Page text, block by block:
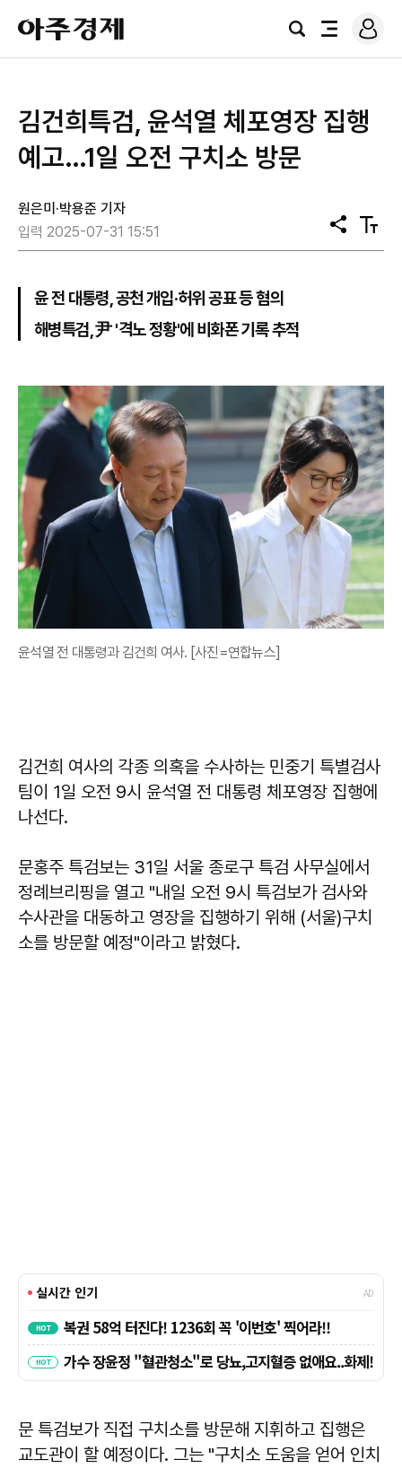
아
주
경
검
전
로
그
김건희특검, 윤석열 체포영장 집행
예고…1일 오전 구치소 방문
원은미·박용준 기자
입력 2025-07-31 15:51
공
유
텍
스
윤 전 대통령, 공천 개입·허위 공표 등 혐의
해병특검, 尹 '격노 정황'에 비화폰 기록 추적
윤석열 전 대통령과 김건희 여사. [사진=연합뉴스]
김건희 여사의 각종 의혹을 수사하는 민중기 특별검사
팀이 1일 오전 9시 윤석열 전 대통령 체포영장 집행에
나선다.
문홍주 특검보는 31일 서울 종로구 특검 사무실에서
정례브리핑을 열고 "내일 오전 9시 특검보가 검사와
수사관을 대동하고 영장을 집행하기 위해 (서울)구치
소를 방문할 예정"이라고 밝혔다.
문 특검보가 직접 구치소를 방문해 지휘하고 집행은
교도관이 할 예정이다. 그는 "구치소 도움을 얻어 인치